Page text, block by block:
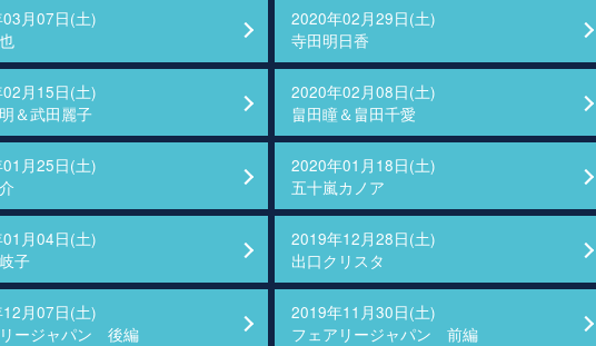
月07日(土)
2020年02月29日(土)
寺田明日香
月15日(土)
＆武田麗子
2020年02月08日(土)
畠田瞳＆畠田千愛
月25日(土)
2020年01月18日(土)
五十嵐カノア
月04日(土)
子
2019年12月28日(土)
出口クリスタ
月07日(土)
ージャパン 後編
2019年11月30日(土)
フェアリージャパン 前編